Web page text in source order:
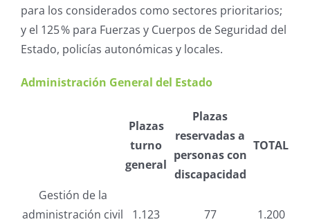
para los considerados como sectores prioritarios;
y el 125 % para Fuerzas y Cuerpos de Seguridad del
Estado, policías autonómicas y locales.
Administración General del Estado
Plazas
turno
general
Plazas
reservadas a
personas con
discapacidad
TOTAL
Gestión de la
administración civil
1.123 77 1.200